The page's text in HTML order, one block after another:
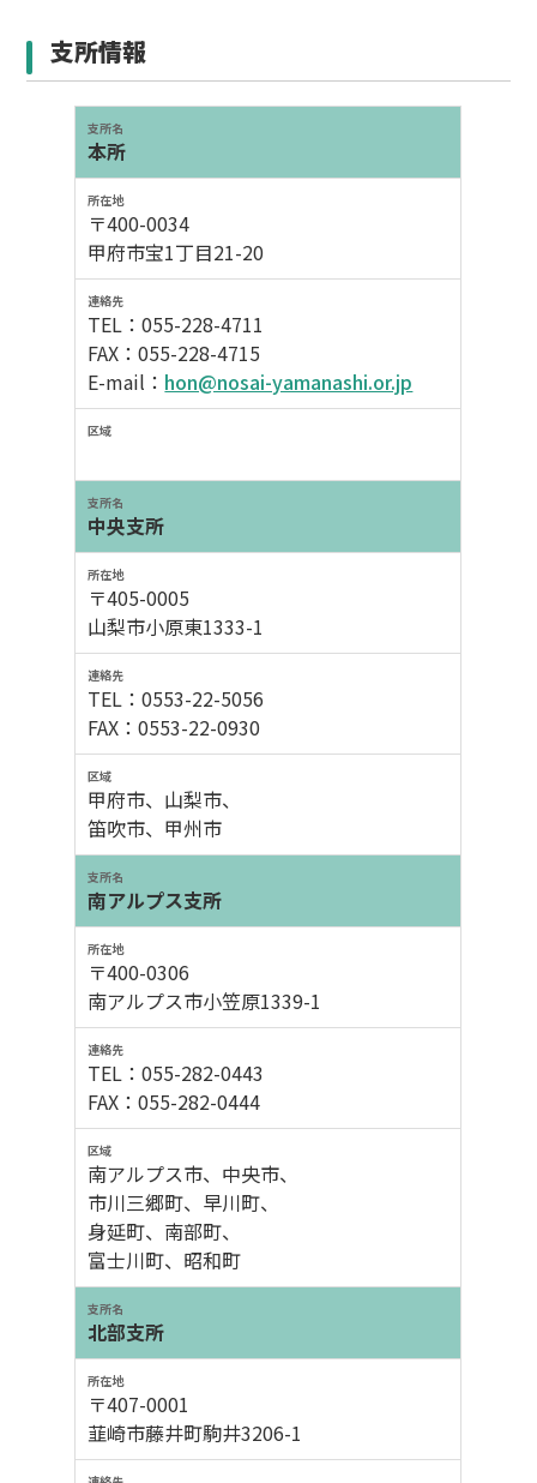
支所情報
本所
〒400-0034
甲府市宝1丁目21-20
TEL：055-228-4711
FAX：055-228-4715
E-mail： hon@nosai-yamanashi.or.jp
中央支所
〒405-0005
山梨市小原東1333-1
TEL：0553-22-5056
FAX：0553-22-0930
甲府市、山梨市、
笛吹市、甲州市
南アルプス支所
〒400-0306
南アルプス市小笠原1339-1
TEL：055-282-0443
FAX：055-282-0444
南アルプス市、中央市、
市川三郷町、早川町、
身延町、南部町、
富士川町、昭和町
北部支所
〒407-0001
韮崎市藤井町駒井3206-1